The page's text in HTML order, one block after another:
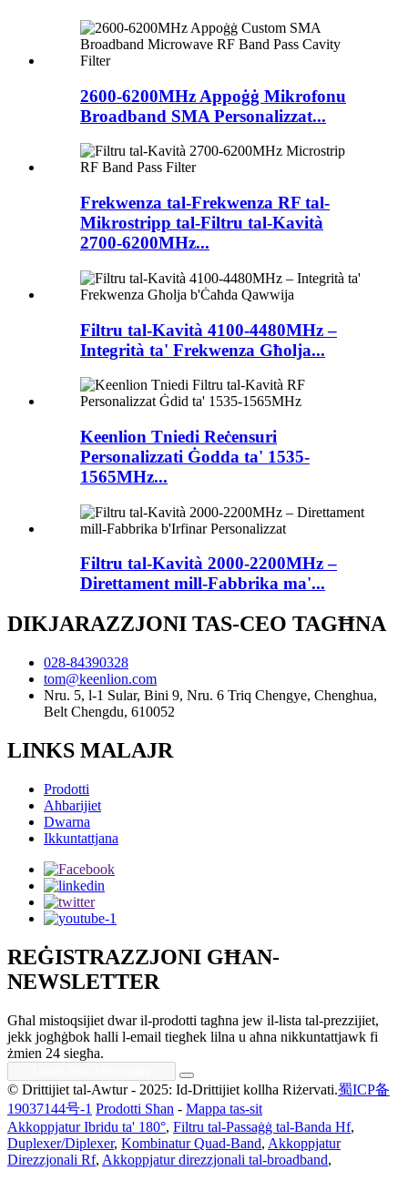
2600-6200MHz Appoġġ Mikrofonu
Broadband SMA Personalizzat...
Frekwenza tal-Frekwenza RF tal-
Mikrostripp tal-Filtru tal-Kavità
2700-6200MHz...
Filtru tal-Kavità 4100-4480MHz –
Integrità ta' Frekwenza Għolja...
Keenlion Tniedi Reċensuri
Personalizzati Ġodda ta' 1535-
1565MHz...
Filtru tal-Kavità 2000-2200MHz –
Direttament mill-Fabbrika ma'...
DIKJARAZZJONI TAS-CEO TAGĦNA
028-84390328
tom@keenlion.com
Nru. 5, l-1 Sular, Bini 9, Nru. 6 Triq Chengye, Chenghua,
Belt Chengdu, 610052
LINKS MALAJR
Prodotti
Aħbarijiet
Dwarna
Ikkuntattjana
REĠISTRAZZJONI GĦAN-
NEWSLETTER
Għal mistoqsijiet dwar il-prodotti tagħna jew il-lista tal-prezzijiet,
jekk jogħġbok ħalli l-email tiegħek lilna u aħna nikkuntattjawk fi
żmien 24 siegħa.
© Drittijiet tal-Awtur - 2025: Id-Drittijiet kollha Riżervati.蜀ICP备
19037144号-1 Prodotti Sħan - Mappa tas-sit
Akkoppjatur Ibridu ta' 180°, Filtru tal-Passaġġ tal-Banda Hf,
Duplexer/Diplexer, Kombinatur Quad-Band, Akkoppjatur
Direzzjonali Rf, Akkoppjatur direzzjonali tal-broadband,